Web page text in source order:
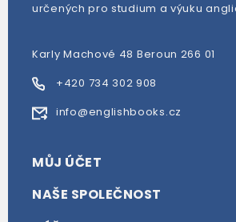
určených pro studium a výuku
Karly Machové 48 Beroun 266 01
+420 734 302 908
info@englishbooks.cz
MŮJ ÚČET
NAŠE SPOLEČNOST